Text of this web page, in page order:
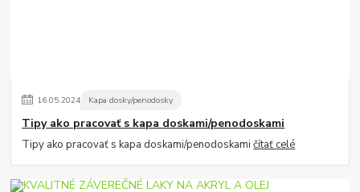
16.05.2024 Kapa dosky/penodosky
Tipy ako pracovať s kapa doskami/penodoskami
Tipy ako pracovať s kapa doskami/penodoskamičítať celé